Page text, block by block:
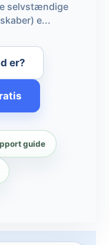
selvstændige
e...
er?
guide